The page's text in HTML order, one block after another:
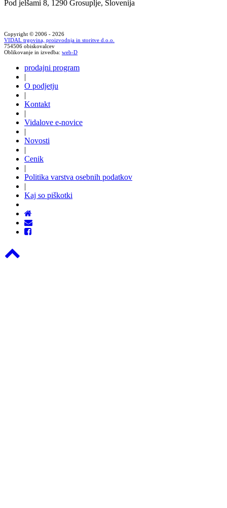
Pod jelšami 8, 1290 Grosuplje, Slovenija
Copyright © 2006 - 2026
VIDAL trgovina, proizvodnja in storitve d.o.o.
754506 obiskovalcev
Oblikovanje in izvedba: web-D
prodajni program
|
O podjetju
|
Kontakt
|
Vidalove e-novice
|
Novosti
|
Cenik
|
Politika varstva osebnih podatkov
|
Kaj so piškotki